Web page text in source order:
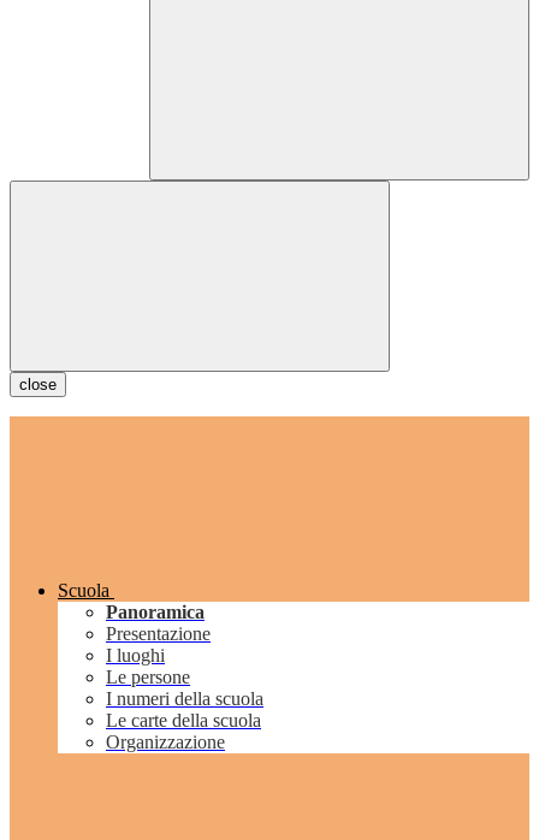
close
Scuola
Panoramica
Presentazione
I luoghi
Le persone
I numeri della scuola
Le carte della scuola
Organizzazione